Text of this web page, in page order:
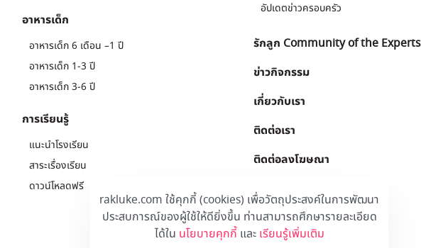
rakluke.com ใช้คุกกี้ (cookies) เพื่อวัตถุประสงค์ในการพัฒนา
ประสบการณ์ของผู้ใช้ให้ดียิ่งขึ้น ท่านสามารถศึกษารายละเอียด
ได้ใน นโยบายคุกกี้และ เรียนรู้เพิ่มเติม
อาหารเด็ก
อาหารเด็ก 6 เดือน –1 ปี
อาหารเด็ก 1-3 ปี
อาหารเด็ก 3-6 ปี
การเรียนรู้
แนะนำโรงเรียน
สาระเรื่องเรียน
ดาวน์โหลดฟรี
อัปเดตข่าวครอบครัว
รักลูก Community of the Experts
ข่าวกิจกรรม
เกี่ยวกับเรา
ติดต่อเรา
ติดต่อลงโฆษณา